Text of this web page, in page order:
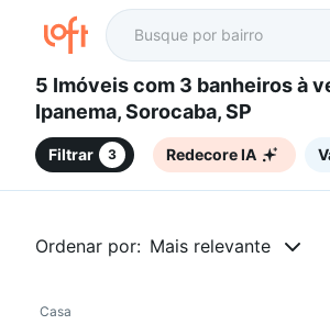
5 Imóveis com 3 banheiros à venda em Jardim Nova
Ipanema, Sorocaba, SP
Filtrar 3 Redecore IA
Ordenar por: Mais relevante
Chegou há 4 dias
Casa